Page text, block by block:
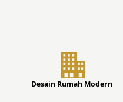
Desain Rumah Modern